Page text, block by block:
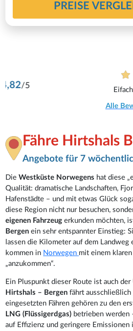
PREISE
Eifach und
Alle Bewertungen
Fähre Hirtshals
Angebote für 7
DieWestküste Norwegens hat diese
Qualität: dramatische Landschaften,
Hafenstädte – und mit etwas Glück
diese Region nicht nur besuchen,
eigenen Fahrzeug erkunden möchten,
Bergen ein sehr entspannter Einstieg:
lassen die Kilometer auf dem Landweg
kommen in Norwegen mit einem klaren
„anzukommen“.
Ein Pluspunkt dieser Route ist auch
Hirtshals – Bergen fährt ausschließlich
eingesetzten Fähren gehören zu den
LNG (Flüssigerdgas) betrieben werden
auf Effizienz und geringere Emissionen